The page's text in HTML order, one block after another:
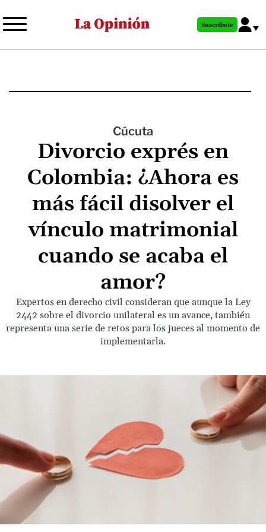
al
principal
Suscríbete
Cúcuta
Divorcio exprés en
Colombia: ¿Ahora es
más fácil disolver el
vínculo matrimonial
cuando se acaba el
amor?
Expertos en derecho civil consideran que aunque la Ley
2442 sobre el divorcio unilateral es un avance, también
representa una serie de retos para los jueces al momento de
implementarla.